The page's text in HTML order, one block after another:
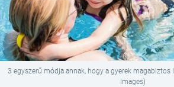
3 egyszerű módja annak, hogy a gyerek magabiztos
Images)